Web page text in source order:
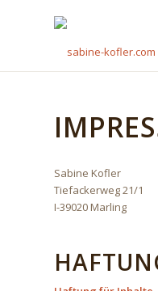
Sabine Kofler
Tiefackerweg 21/1
I-39020 Marling